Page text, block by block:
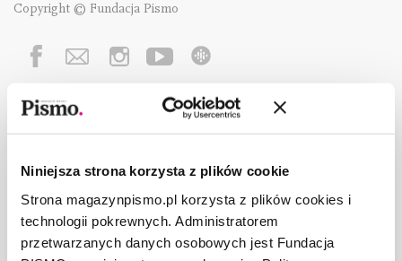
Niniejsza strona korzysta z plików cookie
Strona magazynpismo.pl korzysta z plików cookies i
technologii pokrewnych. Administratorem
przetwarzanych danych osobowych jest Fundacja
Copyright © Fundacja Pismo
O „PIŚMIE”
FACT-CHECKING W „PIŚMIE”
DLA REKLAMODAWCÓW
GDZIE KUPIĆ „PISMO”?